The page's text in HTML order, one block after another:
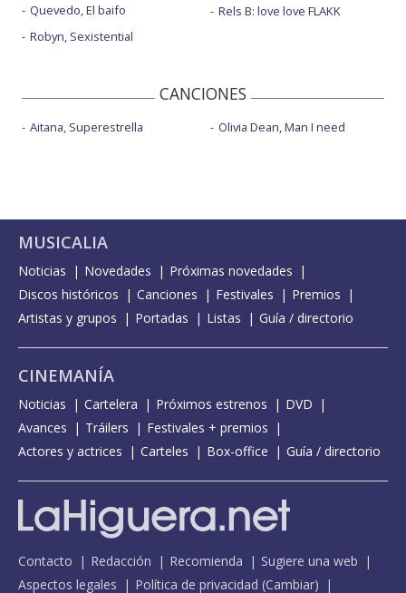
Quevedo, El baifo
Robyn, Sexistential
Rels B: love love FLAKK
CANCIONES
Aitana, Superestrella Olivia Dean, Man I need
MUSICALIA
Noticias Novedades
Próximas novedades
Discos históricos
Canciones Festivales
Premios
Artistas y grupos
Portadas Listas Guía / directorio
CINEMANÍA
Noticias Cartelera Próximos estrenos
DVD
Avances
Tráilers
Festivales + premios
Actores y actrices
Carteles Box-office Guía / directorio
Contacto Redacción Recomienda
Sugiere una web
Aspectos legales
Política de privacidad (Cambiar)